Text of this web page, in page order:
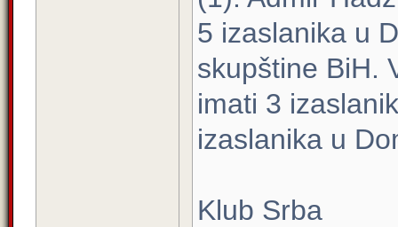
5 izaslanika u
skupštine BiH.
imati 3
izaslanika u
Klub Srba